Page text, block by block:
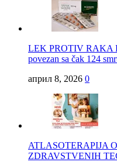
LEK PROTIV RAKA
povezan sa čak 124
април 8, 2026 0
ATLASOTERAPIJA
ZDRAVSTVENIH